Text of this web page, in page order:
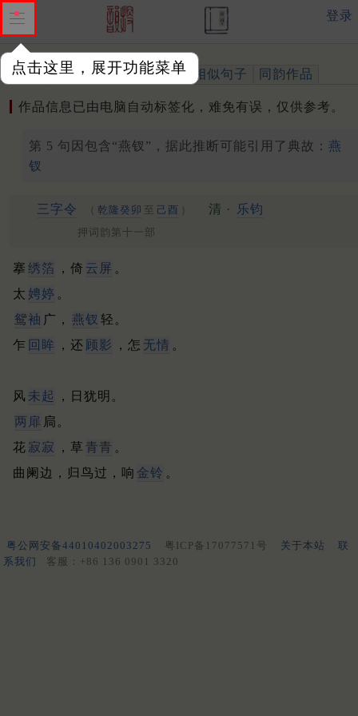
点击这里，展开功能菜单
登录
作品 标注四声 出处、引用 相似句子 同韵作品
作品信息已由电脑自动标签化，难免有误，仅供参考。
第 5 句因包含“燕钗”，据此推断可能引用了典故： 燕
钗
三字令 （ 乾隆癸卯 至 己酉 ） 清 · 乐钧
押词韵第十一部
搴 绣箔 ，倚 云屏 。
太 娉婷 。
鸳袖 广， 燕钗 轻。
乍 回眸 ，还 顾影 ，怎 无情 。
风 未起
，日犹明。
两扉 扃。
花 寂寂 ，草 青青 。
曲阑边，归鸟过，响 金铃 。
粤公网安备44010402003275 粤ICP备17077571号 关于本站
联
系我们
客服：+86 136 0901 3320